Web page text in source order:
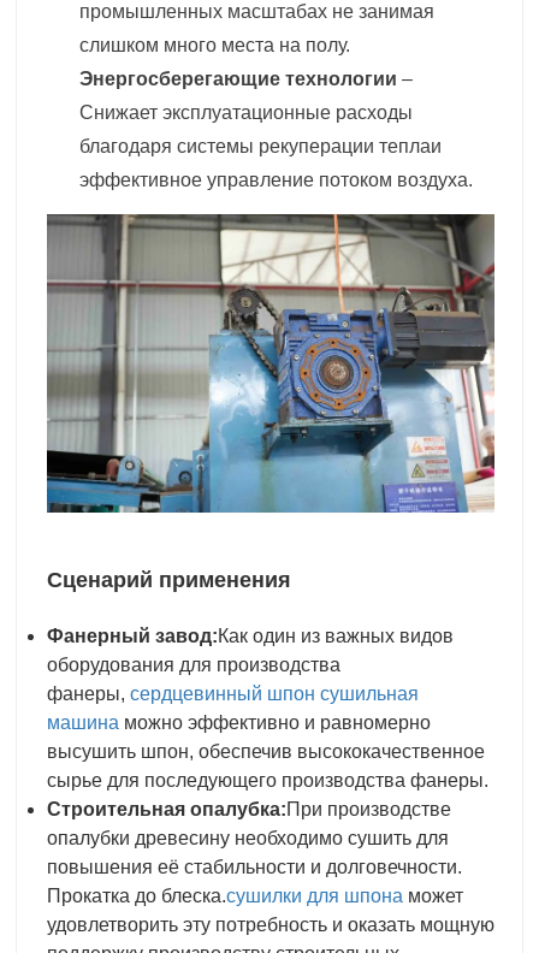
промышленных масштабах не занимая
слишком много места на полу.
Энергосберегающие технологии –
Снижает эксплуатационные расходы
благодарясистемы рекуперации теплаи
эффективное управление потоком воздуха.
Сценарий применения
Фанерный завод:Как один из важных видов
оборудования для производства
фанеры, сердцевинный шпон сушильная
машина можно эффективно и равномерно
высушить шпон, обеспечив высококачественное
сырье для последующего производства фанеры.
Строительная опалубка:При производстве
опалубки древесину необходимо сушить для
повышения её стабильности и долговечности.
Прокатка до блеска.сушилки для шпона может
удовлетворить эту потребность и оказать мощную